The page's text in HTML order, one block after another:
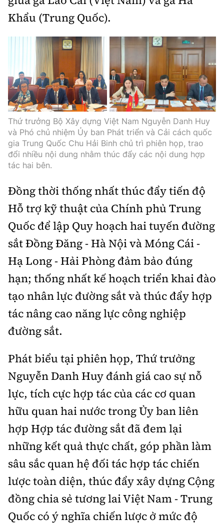
Khẩu (Trung Quốc).
Thứ trưởng Bộ Xây dựng Việt Nam Nguyễn Danh Huy
và Phó chủ nhiệm Ủy ban Phát triển và Cải cách quốc
gia Trung Quốc Chu Hải Binh chủ trì phiên họp, trao
đổi nhiều nội dung nhằm thúc đẩy các nội dung hợp
tác hai bên.
Đồng thời thống nhất thúc đẩy tiến độ
Hỗ trợ kỹ thuật của Chính phủ Trung
Quốc để lập Quy hoạch hai tuyến đường
sắt Đồng Đăng - Hà Nội và Móng Cái -
Hạ Long - Hải Phòng đảm bảo đúng
hạn; thống nhất kế hoạch triển khai đào
tạo nhân lực đường sắt và thúc đẩy hợp
tác nâng cao năng lực công nghiệp
đường sắt.
Phát biểu tại phiên họp, Thứ trưởng
Nguyễn Danh Huy đánh giá cao sự nỗ
lực, tích cực hợp tác của các cơ quan
hữu quan hai nước trong Ủy ban liên
hợp Hợp tác đường sắt đã đem lại
những kết quả thực chất, góp phần làm
sâu sắc quan hệ đối tác hợp tác chiến
lược toàn diện, thúc đẩy xây dựng Cộng
đồng chia sẻ tương lai Việt Nam - Trung
Quốc có ý nghĩa chiến lược ở mức độ